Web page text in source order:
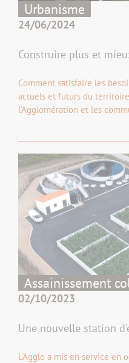
Urbanisme
24/06/2024
Construire plus et
Comment satisfaire les
actuels et futurs du
l’Agglomération et les
Assainissement
02/10/2023
Une nouvelle station
L‘Agglo a mis en service